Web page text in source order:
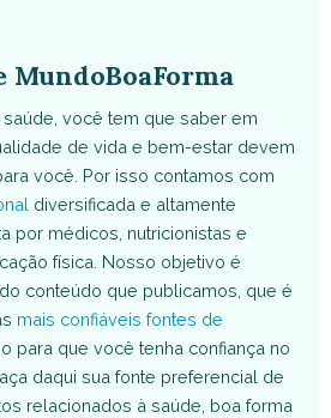
MundoBoaForma
você tem que saber em
de vida e bem-estar devem
você. Por isso contamos com
diversificada e altamente
por médicos, nutricionistas e
física. Nosso objetivo é
conteúdo que publicamos, que é
mais confiáveis fontes de
para que você tenha confiança no
daqui sua fonte preferencial de
relacionados à saúde, boa forma